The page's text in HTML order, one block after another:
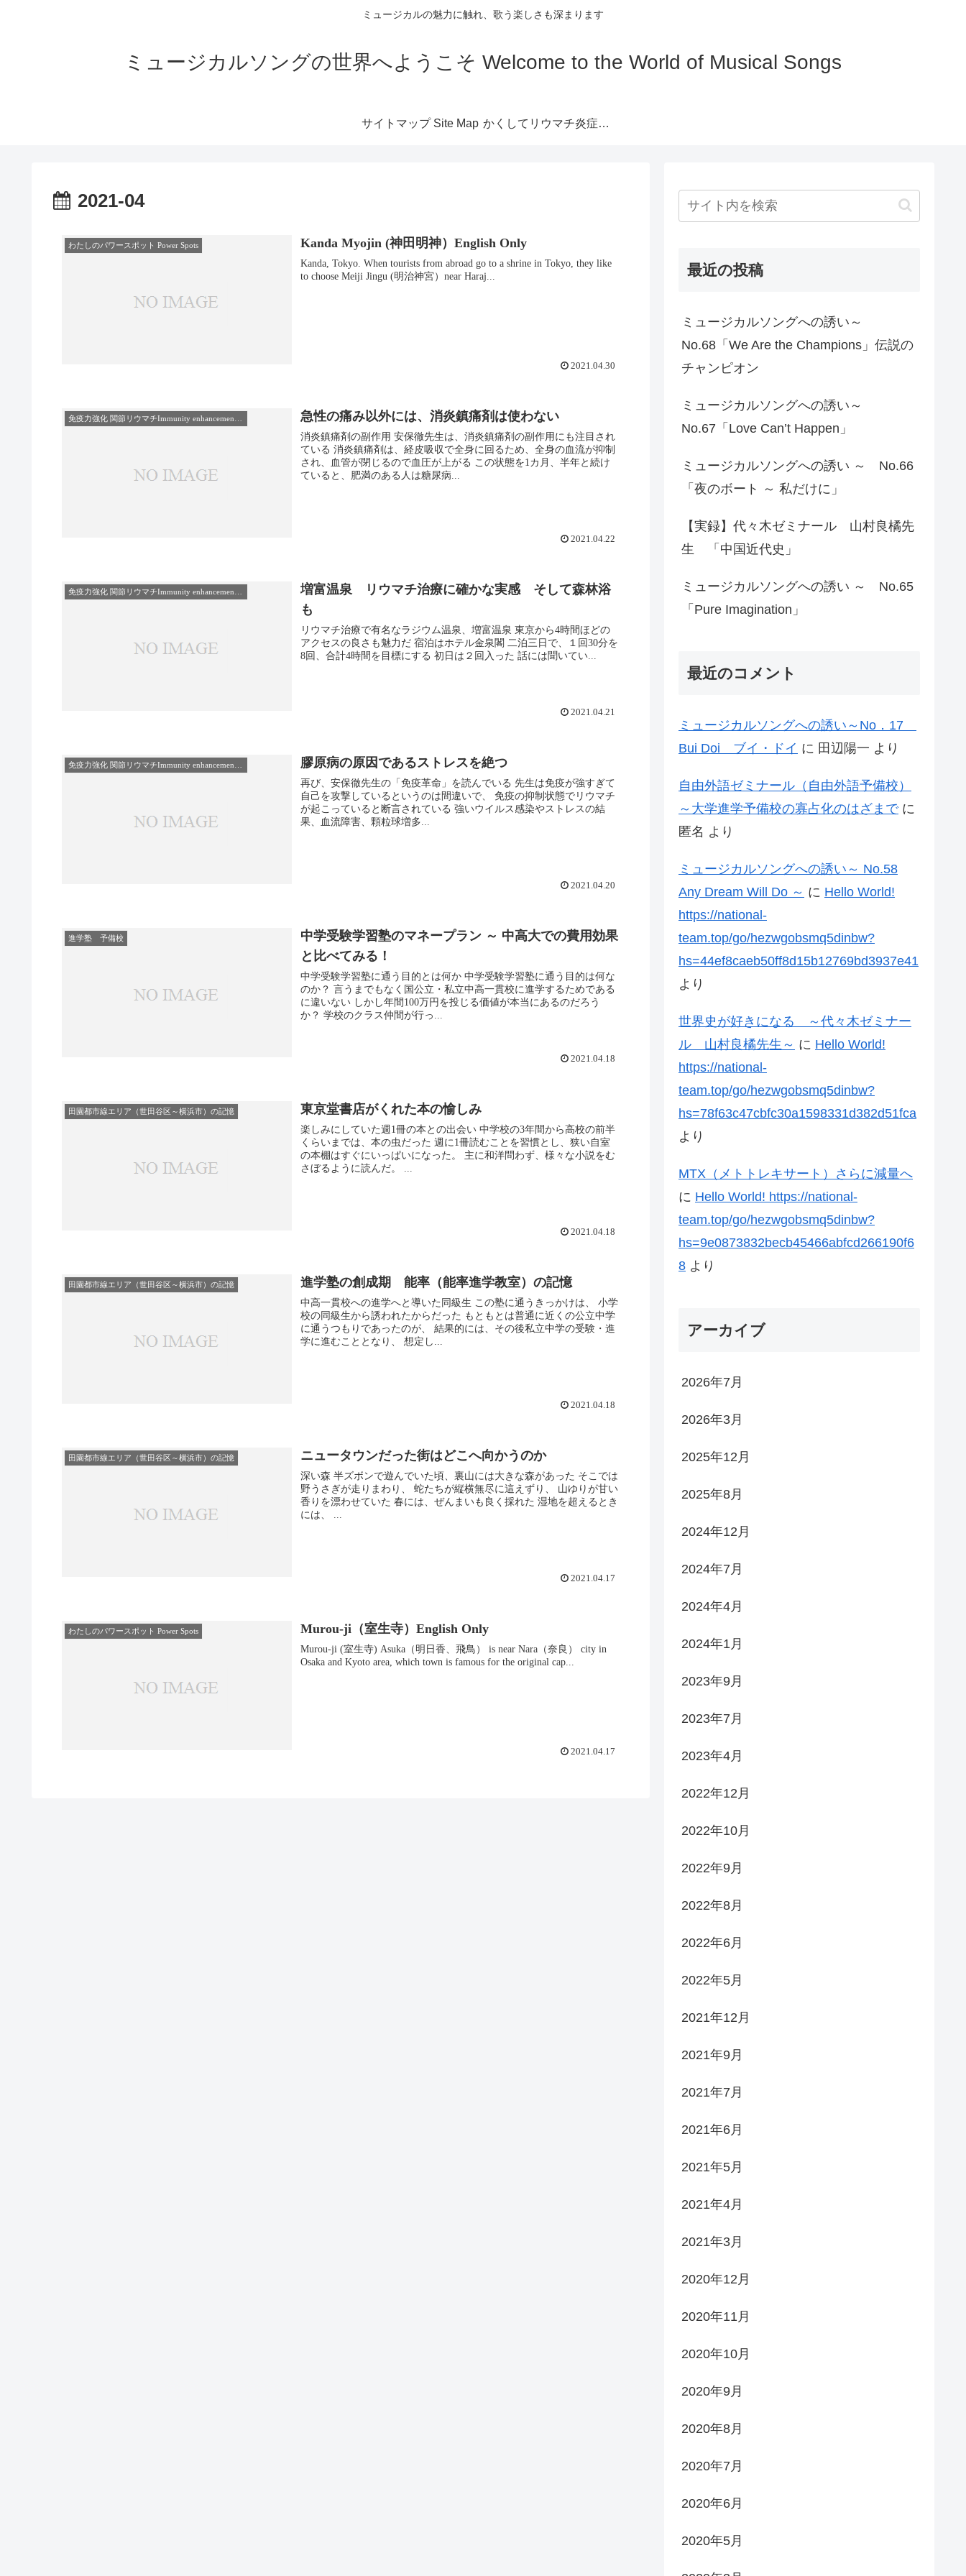
ミュージカルの魅力に触れ、歌う楽しさも深まります
ミュージカルソングの世界へようこそ Welcome to the World of Musical Songs
サイトマップ Site Map かくしてリウマチ炎症は
2021-04
わたしのパワースポット Power Spots Kanda Myojin (神田明神）English Only
Kanda, Tokyo. When tourists from abroad go to a shrine in Tokyo, they like
to choose Meiji Jingu (明治神宮）near Haraj...
2021.04.30
急性の痛み以外には、消炎鎮痛剤は使わない
消炎鎮痛剤の副作用 安保徹先生は、消炎鎮痛剤の副作用にも注目され
ている 消炎鎮痛剤は、経皮吸収で全身に回るため、全身の血流が抑制
され、血管が閉じるので血圧が上がる この状態を1カ月、半年と続け
ていると、肥満のある人は糖尿病...
2021.04.22
増富温泉 リウマチ治療に確かな実感 そして森林浴
も
リウマチ治療で有名なラジウム温泉、増富温泉 東京から4時間ほどの
アクセスの良さも魅力だ 宿泊はホテル金泉閣 二泊三日で、１回30分を
8回、合計4時間を目標にする 初日は２回入った 話には聞いてい...
2021.04.21
膠原病の原因であるストレスを絶つ
再び、安保徹先生の「免疫革命」を読んでいる 先生は免疫が強すぎて
自己を攻撃しているというのは間違いで、 免疫の抑制状態でリウマチ
が起こっていると断言されている 強いウイルス感染やストレスの結
果、血流障害、顆粒球増多...
2021.04.20
進学塾 予備校
中学受験学習塾のマネープラン ～ 中高大での費用効果
と比べてみる！
中学受験学習塾に通う目的とは何か 中学受験学習塾に通う目的は何な
のか？ 言うまでもなく国公立・私立中高一貫校に進学するためである
に違いない しかし年間100万円を投じる価値が本当にあるのだろう
か？ 学校のクラス仲間が行っ...
2021.04.18
田園都市線エリア（世田谷区～横浜市）の記憶 東京堂書店がくれた本の愉しみ
楽しみにしていた週1冊の本との出会い 中学校の3年間から高校の前半
くらいまでは、本の虫だった 週に1冊読むことを習慣とし、狭い自室
の本棚はすぐにいっぱいになった。 主に和洋問わず、様々な小説をむ
2021.04.18
田園都市線エリア（世田谷区～横浜市）の記憶 進学塾の創成期 能率（能率進学教室）の記憶
中高一貫校への進学へと導いた同級生 この塾に通うきっかけは、 小学
校の同級生から誘われたからだった もともとは普通に近くの公立中学
に通うつもりであったのが、 結果的には、その後私立中学の受験・進
学に進むこととなり、 想定し...
2021.04.18
田園都市線エリア（世田谷区～横浜市）の記憶 ニュータウンだった街はどこへ向かうのか
深い森 半ズボンで遊んでいた頃、裏山には大きな森があった そこでは
野うさぎが走りまわり、 蛇たちが縦横無尽に這えずり、 山ゆりが甘い
香りを漂わせていた 春には、ぜんまいも良く採れた 湿地を超えるとき
には、 ...
2021.04.17
わたしのパワースポット Power Spots Murou-ji（室生寺）English Only
Murou-ji (室生寺) Asuka（明日香、飛鳥） is near Nara（奈良） city in
Osaka and Kyoto area, which town is famous for the original cap...
2021.04.17
最近の投稿
ミュージカルソングへの誘い～
No.68「We Are the Champions」伝説の
チャンピオン
ミュージカルソングへの誘い～
No.67「Love Can’t Happen」
ミュージカルソングへの誘い ～ No.66
「夜のボート ～ 私だけに」
【実録】代々木ゼミナール 山村良橘先
生 「中国近代史」
ミュージカルソングへの誘い ～ No.65
「Pure Imagination」
最近のコメント
ミュージカルソングへの誘い～No．17
Bui Doi ブイ・ドイ に 田辺陽一 より
自由外語ゼミナール（自由外語予備校）
～大学進学予備校の寡占化のはざまでに
匿名 より
ミュージカルソングへの誘い～ No.58
Any Dream Will Do ～ に Hello World!
https://national-
team.top/go/hezwgobsmq5dinbw?
hs=44ef8caeb50ff8d15b12769bd3937e41
より
世界史が好きになる ～代々木ゼミナー
ル 山村良橘先生～ に Hello World!
https://national-
team.top/go/hezwgobsmq5dinbw?
hs=78f63c47cbfc30a1598331d382d51fca
より
MTX（メトトレキサート）さらに減量へ
に Hello World! https://national-
team.top/go/hezwgobsmq5dinbw?
hs=9e0873832becb45466abfcd266190f6
8 より
アーカイブ
2026年7月
2026年3月
2025年12月
2025年8月
2024年12月
2024年7月
2024年4月
2024年1月
2023年9月
2023年7月
2023年4月
2022年12月
2022年10月
2022年9月
2022年8月
2022年6月
2022年5月
2021年12月
2021年9月
2021年7月
2021年6月
2021年5月
2021年4月
2021年3月
2020年12月
2020年11月
2020年10月
2020年9月
2020年8月
2020年7月
2020年6月
2020年5月